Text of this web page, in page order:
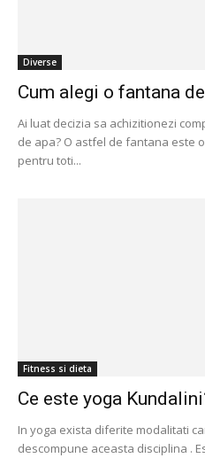
Diverse
Cum alegi o fantana
Ai luat decizia sa achizitionezi
de apa? O astfel de fantana este
pentru toti...
Fitness si dieta
Ce este yoga
In yoga exista diferite modalitati
descompune aceasta disciplina .